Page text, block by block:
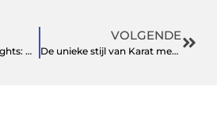
Je Voeten in de Spotlights: Ontdek de Beste Pedicures in Leiden
VOLGENDE
De unieke stijl van Karat meubelen bij Voorbrood Meubelen